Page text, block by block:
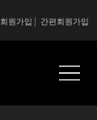
간편회원가입
회원가입